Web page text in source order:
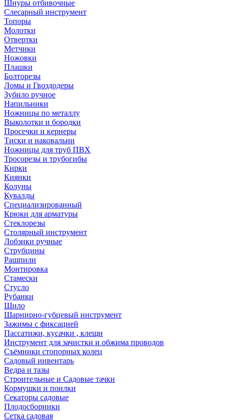
Шнуры отбивочные
Слесарный инструмент
Топоры
Молотки
Отвертки
Метчики
Ножовки
Плашки
Болторезы
Ломы и Гвоздодеры
Зубило ручное
Напильники
Ножницы по металлу
Выколотки и бородки
Просечки и кернеры
Тиски и наковальни
Ножницы для труб ПВХ
Тросорезы и трубогибы
Кирки
Киянки
Колуны
Кувалды
Специализированный
Крюки для арматуры
Стеклорезы
Столярный инструмент
Лобзики ручные
Струбцины
Рашпили
Монтировка
Стамески
Стусло
Рубанки
Шило
Шарнирно-губцевый инструмент
Зажимы с фиксацией
Пассатижи, кусачки , клещи
Инструмент для зачистки и обжима проводов
Съёмники стопорных колец
Садовый инвентарь
Ведра и тазы
Строительные и Садовые тачки
Кормушки и поилки
Секаторы садовые
Плодосборники
Сетка садовая